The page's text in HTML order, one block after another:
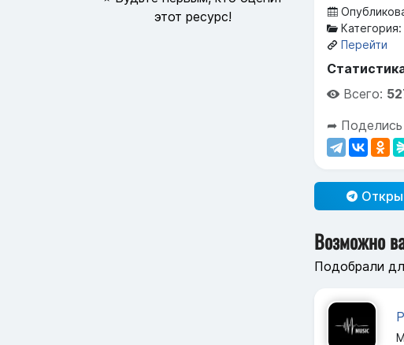
этот ресурс!
Категория:
Перейти
Всего:
➦ Поделись
Возможно
Подобрали